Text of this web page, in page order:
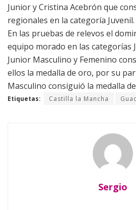
Junior y Cristina Acebrón que
regionales en la categoría Juvenil.
En las pruebas de relevos el
equipo morado en las categorías
Junior Masculino y Femenino
ellos la medalla de oro, por su
Masculino consiguió la medalla
Etiquetas: Castilla la Mancha
Sergio